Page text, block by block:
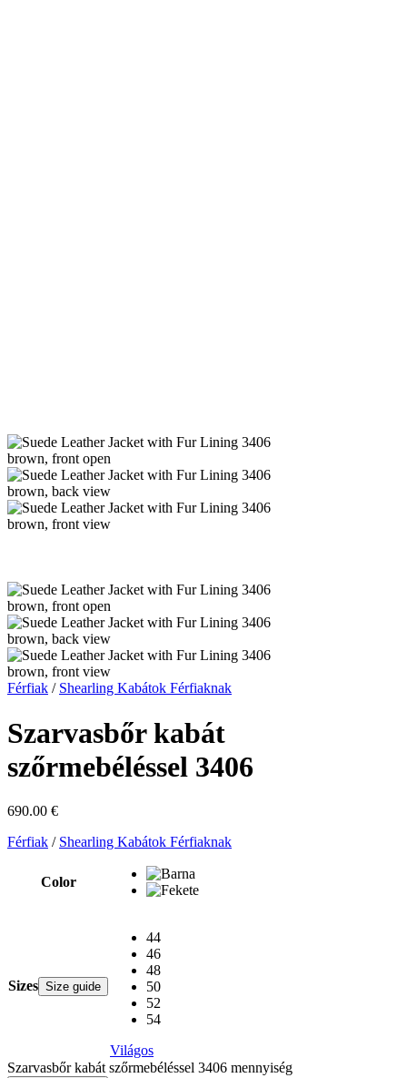
Férfiak / Shearling Kabátok Férfiaknak
Szarvasbőr kabát
szőrmebéléssel 3406
690.00 €
Férfiak / Shearling Kabátok Férfiaknak
Color
Sizes Size guide
44
46
48
50
52
54
Világos
Szarvasbőr kabát szőrmebéléssel 3406 mennyiség